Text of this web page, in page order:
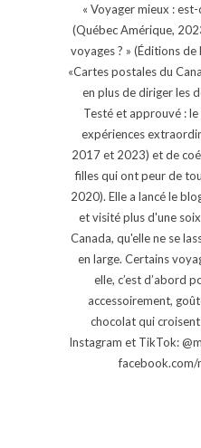
« Voyager mieux :
(Québec Amérique,
voyages ? » (Éditions
«Cartes postales du
en plus de diriger les
Testé et approuvé :
expériences
2017 et 2023) et de
filles qui ont peur de
2020). Elle a lancé le
et visité plus d'une
Canada, qu'elle ne se
en large. Certains
elle, c’est d’abord
accessoirement,
chocolat qui
Instagram et TikTok: